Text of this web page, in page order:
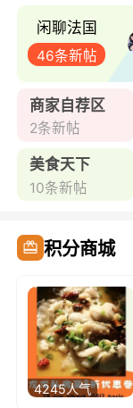
闲聊法国
46条新帖
商家自荐区
2条新帖
美食天下
10条新帖
积分商城
4245人气